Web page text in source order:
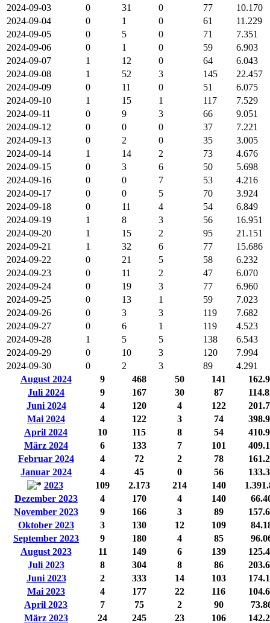
2024-09-03
0 31 0 77
10.170
2024-09-04
0 1 0 61
11.229
2024-09-05
0 5 0 71
7.351
2024-09-06
0 1 0 59
6.903
2024-09-07
1 12 0 64
6.043
2024-09-08
1 52 3 145
22.457
2024-09-09
0 11 0 51
6.075
2024-09-10
1 15 1 117
7.529
2024-09-11
0 9 3 66
9.051
2024-09-12
0 0 0 37
7.221
2024-09-13
0 2 0 35
3.005
2024-09-14
1 14 2 73
4.676
2024-09-15
0 3 6 50
5.698
2024-09-16
0 0 7 53
4.216
2024-09-17
0 0 5 70
3.924
2024-09-18
0 11 4 54
6.849
2024-09-19
1 8 3 56
16.951
2024-09-20
1 15 2 95
21.151
2024-09-21
1 32 6 77
15.686
2024-09-22
0 21 5 58
6.232
2024-09-23
0 11 2 47
6.070
2024-09-24
0 19 3 77
6.960
2024-09-25
0 13 1 59
7.023
2024-09-26
0 3 3 119
7.682
2024-09-27
0 6 1 119
4.523
2024-09-28
1 5 5 138
6.543
2024-09-29
0 10 3 120
7.994
2024-09-30
0 2 3 89
4.291
August 2024
9 468 50 141
Juli 2024
9 167 30 87
Juni 2024
4 120 4 122
Mai 2024
4 122 3 74
April 2024
10 115 8 54
März 2024
6 133 7 101
Februar 2024
4 72 2 78
Januar 2024
4 45 0 56
2023
109 2.173 214 140
Dezember 2023
4 170 4 140
November 2023
9 166 3 89
Oktober 2023
3 130 12 109
September 2023
9 180 4 85
August 2023
11 149 6 139
Juli 2023
8 304 8 86
Juni 2023
2 333 14 103
Mai 2023
4 177 22 116
April 2023
7 75 2 90
März 2023
24 245 23 106